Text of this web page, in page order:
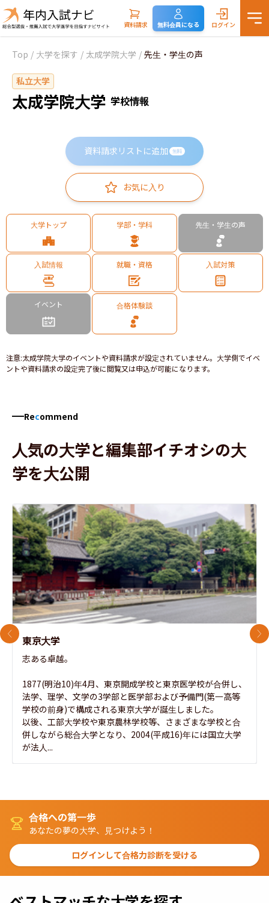
資料請求 無料会員になる ログイン
Top / 大学を探す / 太成学院大学 / 先生・学生の声
私立大学
太成学院大学 学校情報
資料請求リストに追加 無料
お気に入り
大学トップ 学部・学科 先生・学生の声
入試情報 就職・資格 入試対策
イベント 合格体験談
注意:太成学院大学のイベントや資料請求が設定されていません。大学側でイベ
ントや資料請求の設定完了後に閲覧又は申込が可能になります。
Recommend
人気の大学と編集部イチオシの大
学を大公開
東京大学
志ある卓越。
1877(明治10)年4月、東京開成学校と東京医学校が合併し、
法学、理学、文学の3学部と医学部および予備門(第一高等
学校の前身)で構成される東京大学が誕生しました。
以後、工部大学校や東京農林学校等、さまざまな学校と合
併しながら総合大学となり、2004(平成16)年には国立大学
が法人...
前のスライド 次
合格への第一歩
あなたの夢の大学、見つけよう！
ログインして合格力診断を受ける